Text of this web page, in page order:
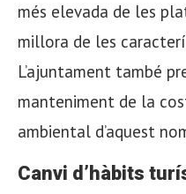
més elevada de les
millora de les
L’ajuntament també
manteniment de la
ambiental d’aquest
Canvi d’hàbits